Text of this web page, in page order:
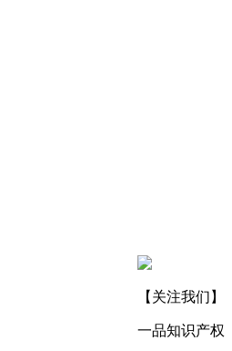
【关注我们】
一品知识产权